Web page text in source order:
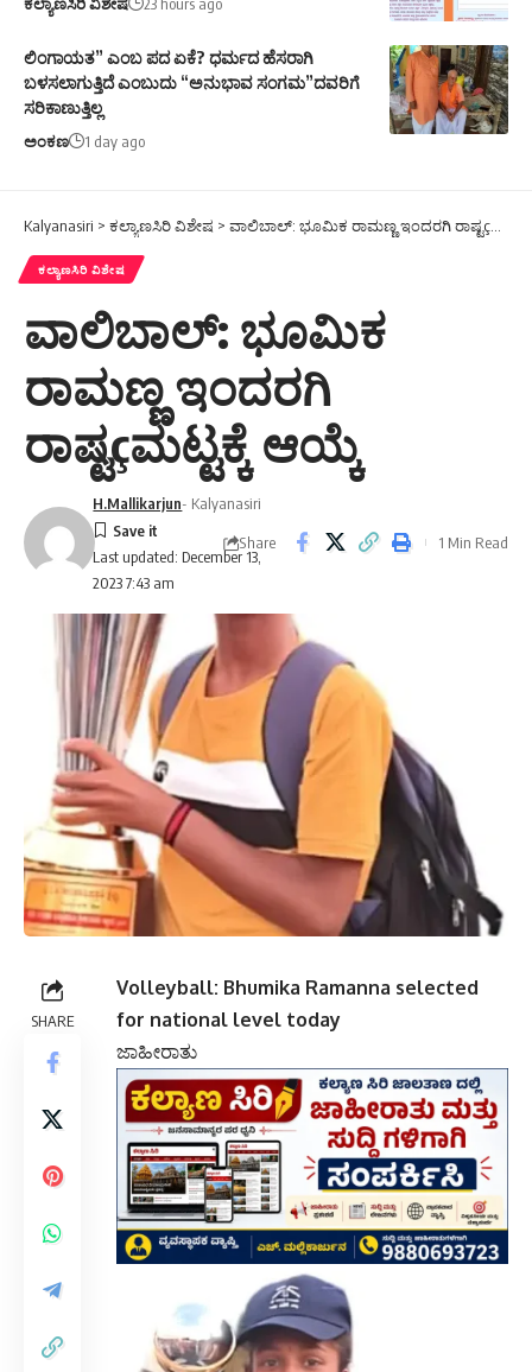
ಲಿಂಗಾಯತ” ಎಂಬ ಪದ ಏಕೆ? ಧರ್ಮದ ಹೆಸರಾಗಿ
ಬಳಸಲಾಗುತ್ತಿದೆ ಎಂಬುದು “ಅನುಭಾವ ಸಂಗಮ”ದವರಿಗೆ
ಸರಿಕಾಣುತ್ತಿಲ್ಲ
ಅಂಕಣ 1 day ago
Kalyanasiri > ಕಲ್ಯಾಣಸಿರಿ ವಿಶೇಷ > ವಾಲಿಬಾಲ್: ಭೂಮಿಕ ರಾಮಣ್ಣ ಇಂದರಗಿ ರಾಷ್ಟçಮಟ್ಟಕ್ಕೆ ಆಯ್ಕೆ
ಕಲ್ಯಾಣಸಿರಿ ವಿಶೇಷ
ವಾಲಿಬಾಲ್: ಭೂಮಿಕ
ರಾಮಣ್ಣ ಇಂದರಗಿ
ರಾಷ್ಟçಮಟ್ಟಕ್ಕೆ ಆಯ್ಕೆ
Last updated: December 13,
2023 7:43 am
H.Mallikarjun- Kalyanasiri
Share 1 Min Read
SHARE
Volleyball: Bhumika Ramanna selected
for national level today
ಜಾಹೀರಾತು